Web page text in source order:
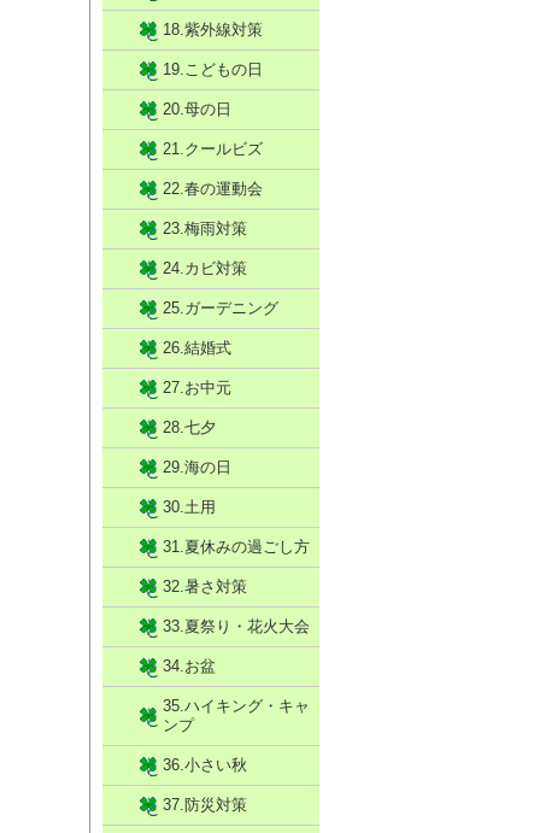
18.紫外線対策
19.こどもの日
20.母の日
21.クールビズ
22.春の運動会
23.梅雨対策
24.カビ対策
25.ガーデニング
26.結婚式
27.お中元
28.七夕
29.海の日
30.土用
31.夏休みの過ごし方
32.暑さ対策
33.夏祭り・花火大会
34.お盆
35.ハイキング・キャ
ンプ
36.小さい秋
37.防災対策